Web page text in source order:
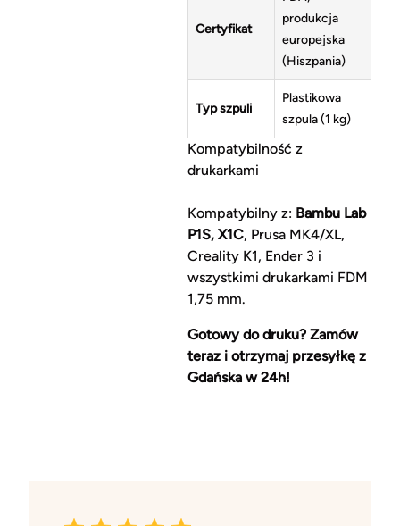
Certyfikat
produkcja
europejska
(Hiszpania)
Typ szpuli
Plastikowa
szpula (1 kg)
Kompatybilność z
drukarkami
Kompatybilny z: Bambu Lab
P1S, X1C, Prusa MK4/XL,
Creality K1, Ender 3 i
wszystkimi drukarkami FDM
1,75 mm.
Gotowy do druku? Zamów
teraz i otrzymaj przesyłkę z
Gdańska w 24h!